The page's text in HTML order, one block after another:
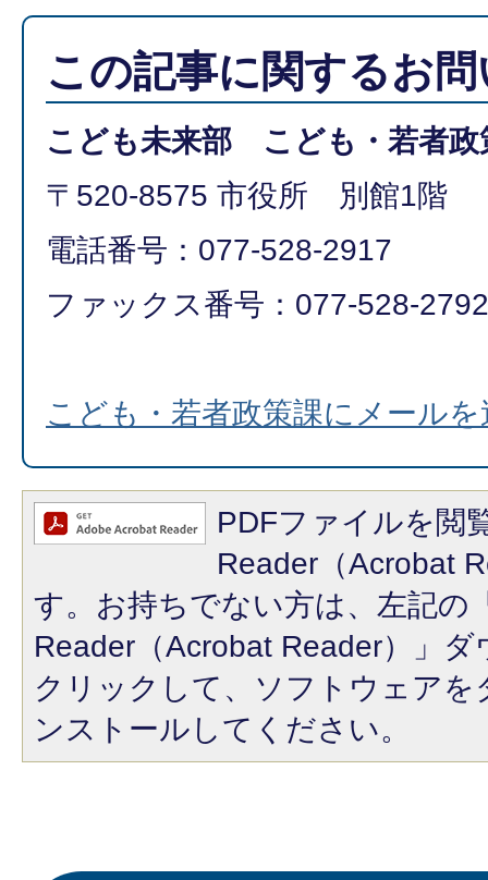
この記事に関するお
こども未来部 こども・若者
〒520-8575 市役所 別館1階
電話番号：077-528-2917
ファックス番号：077-528-2792
こども・若者政策課にメールを
PDFファイルを閲
Reader（Acrobat
す。お持ちでない方は、左記の
Reader（Acrobat Reader）」
クリックして、ソフトウェア
ンストールしてください。